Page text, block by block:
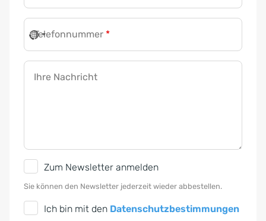
Telefonnummer *
Ihre Nachricht
e
w
s
Zum Newsletter anmelden
Sie können den Newsletter jederzeit wieder abbestellen.
Ich bin mit den Datenschutzbestimmungen